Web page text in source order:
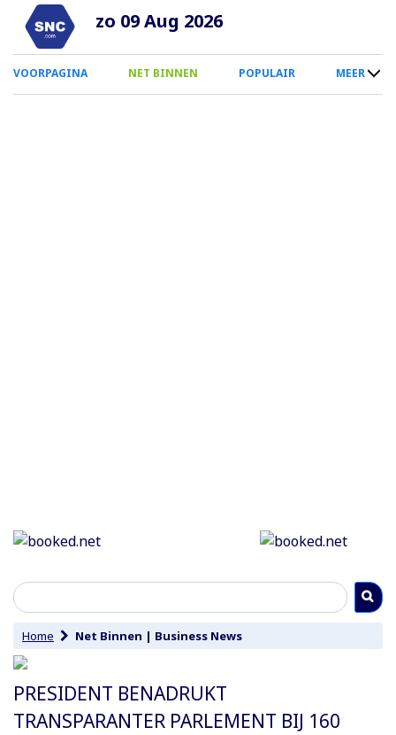
Overslaan
naar
inhoud
zo 09 Aug 2026
0
Smartphone
VOORPAGINA NET BINNEN POPULAIR MEER
Home Net Binnen | Business News
PRESIDENT BENADRUKT
TRANSPARANTER PARLEMENT BIJ 160